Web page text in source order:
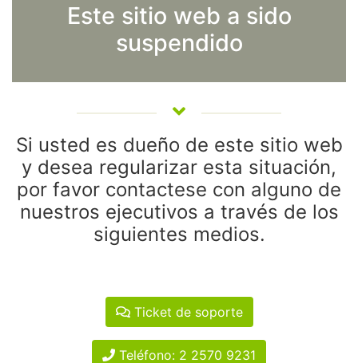
Este sitio web a sido
suspendido
Si usted es dueño de este sitio web
y desea regularizar esta situación,
por favor contactese con alguno de
nuestros ejecutivos a través de los
siguientes medios.
Ticket de soporte
Teléfono: 2 2570 9231